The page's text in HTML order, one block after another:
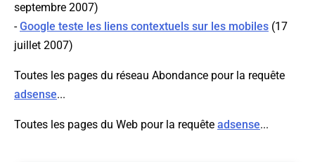
septembre 2007)
-Google teste les liens contextuels sur les mobiles (17
juillet 2007)
Toutes les pages du réseau Abondance pour la requête
adsense...
Toutes les pages du Web pour la requête adsense...